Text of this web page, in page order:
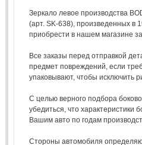
Зеркало левое производства
(арт. SK-638), произведенных в
приобрести в нашем магазине
Все заказы перед отправкой
предмет повреждений, если
упаковывают, чтобы исключить
С целью верного подбора
убедиться, что характеристики
Вашим авто по годам
Стороны автомобиля